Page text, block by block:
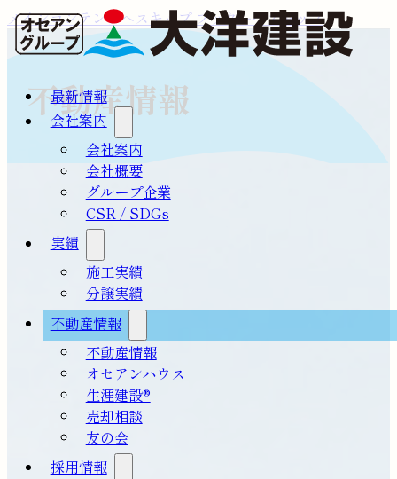
メインコンテンツへスキップフッターへスキップ
最新情報
会社案内
会社案内
会社概要
グループ企業
CSR / SDGs
実績
施工実績
分譲実績
不動産情報
不動産情報
オセアンハウス
生涯建設®
売却相談
友の会
採用情報
不動産情報